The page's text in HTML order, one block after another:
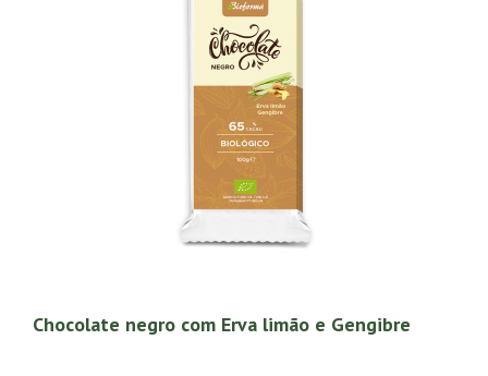
Chocolate negro com Erva limão e Gengibre